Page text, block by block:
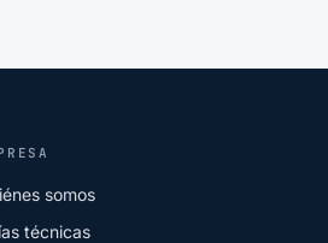
somos
técnicas